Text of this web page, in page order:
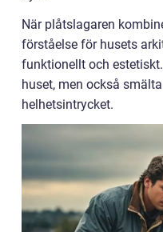
När plåtslagaren
förståelse för husets
funktionellt och
huset, men också
helhetsintrycket.